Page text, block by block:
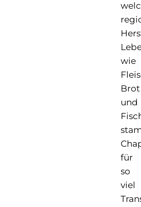
wie
Brot
und
für
so
viel